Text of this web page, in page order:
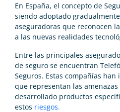
En España, el concepto de
siendo adoptado
aseguradoras que reconocen
a las nuevas realidades
Entre las principales
de seguro se encuentran
Seguros. Estas compañías
que representan las
desarrollado productos
estos riesgos.